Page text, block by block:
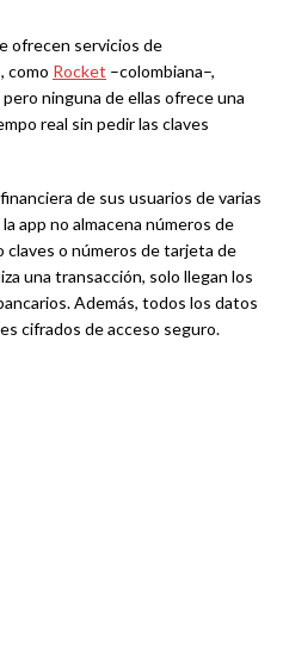
ofrecen servicios de
como Rocket –colombiana–,
pero ninguna de ellas ofrece una
real sin pedir las claves
de sus usuarios de varias
app no almacena números de
claves o números de tarjeta de
una transacción, solo llegan los
Además, todos los datos
cifrados de acceso seguro.